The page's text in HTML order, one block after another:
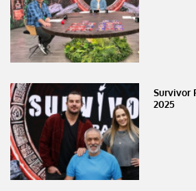
Survivor
2025